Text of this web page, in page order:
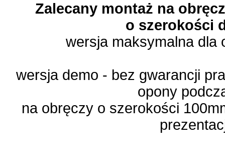
Zalecany montaż na
o szerokości
wersja maksymalna
wersja demo - bez gwarancji
opony
na obręczy o szerokości